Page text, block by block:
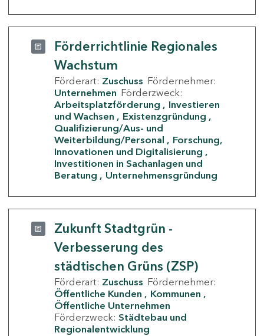
Förderrichtlinie Regionales
Wachstum
Förderart: Zuschuss Fördernehmer:
Unternehmen Förderzweck:
Arbeitsplatzförderung
Investieren
und Wachsen
Existenzgründung
Qualifizierung/Aus- und
Weiterbildung/Personal
Forschung,
Innovationen und Digitalisierung
Investitionen in Sachanlagen und
Beratung
Unternehmensgründung
Zukunft Stadtgrün -
Verbesserung des
städtischen Grüns (ZSP)
Förderart: Zuschuss Fördernehmer:
Öffentliche Kunden
Kommunen
Öffentliche Unternehmen
Förderzweck: Städtebau und
Regionalentwicklung